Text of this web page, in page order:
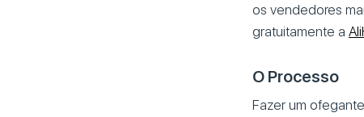
os vendedores
gratuitamente a
O Processo
Fazer um